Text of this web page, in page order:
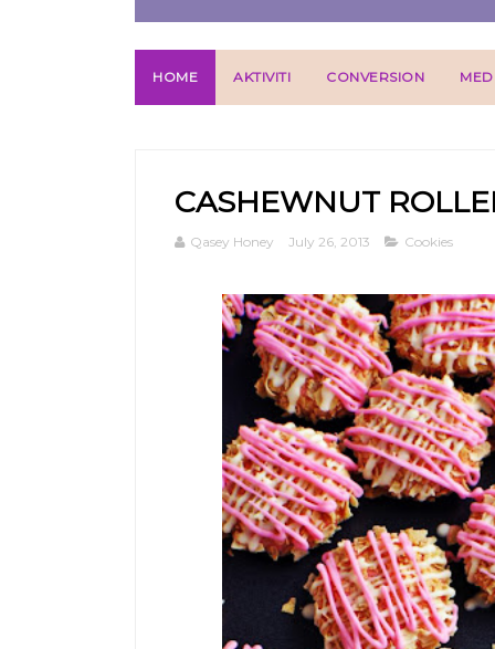
HOME AKTIVITI CONVERSION
CASHEWNUT
Qasey Honey July 26, 2013 Cookies